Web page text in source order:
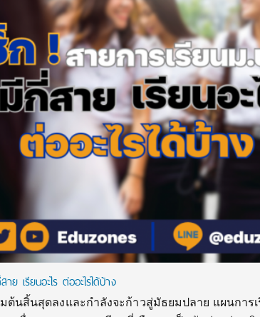
ย เรียนอะไร ต่ออะไรได้บ้าง
ต้นสิ้นสุดลงและกำลังจะก้าวสู่มัธยมปลาย แผนการ